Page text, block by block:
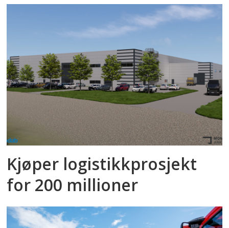
Kjøper logistikkprosjekt
for 200 millioner